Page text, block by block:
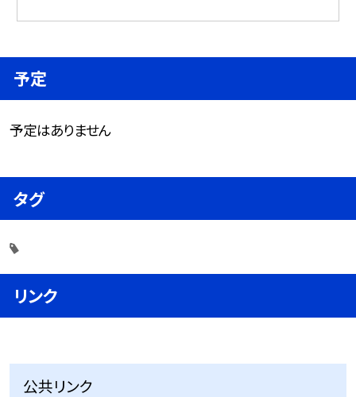
予定
予定はありません
タグ
リンク
公共リンク